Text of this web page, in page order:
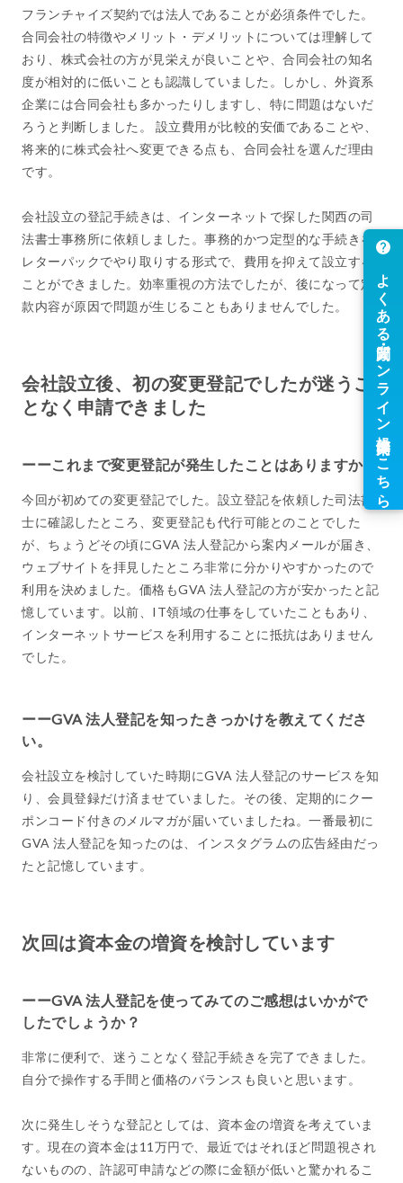
フランチャイズ契約では法人であることが必須条件でした。
合同会社の特徴やメリット・デメリットについては理解して
おり、株式会社の方が見栄えが良いことや、合同会社の知名
度が相対的に低いことも認識していました。しかし、外資系
企業には合同会社も多かったりしますし、特に問題はないだ
ろうと判断しました。 設立費用が比較的安価であることや、
将来的に株式会社へ変更できる点も、合同会社を選んだ理由
です。
会社設立の登記手続きは、インターネットで探した関西の司
法書士事務所に依頼しました。事務的かつ定型的な手続きを
レターパックでやり取りする形式で、費用を抑えて設立する
ことができました。効率重視の方法でしたが、後になって定
款内容が原因で問題が生じることもありませんでした。
会社設立後、初の変更登記でしたが迷うこ
となく申請できました
ーーこれまで変更登記が発生したことはありますか？
今回が初めての変更登記でした。設立登記を依頼した司法書
士に確認したところ、変更登記も代行可能とのことでした
が、ちょうどその頃にGVA 法人登記から案内メールが届き、
ウェブサイトを拝見したところ非常に分かりやすかったので
利用を決めました。価格もGVA 法人登記の方が安かったと記
憶しています。以前、IT領域の仕事をしていたこともあり、
インターネットサービスを利用することに抵抗はありません
でした。
ーーGVA 法人登記を知ったきっかけを教えてくださ
い。
会社設立を検討していた時期にGVA 法人登記のサービスを知
り、会員登録だけ済ませていました。その後、定期的にクー
ポンコード付きのメルマガが届いていましたね。一番最初に
GVA 法人登記を知ったのは、インスタグラムの広告経由だっ
たと記憶しています。
次回は資本金の増資を検討しています
ーーGVA 法人登記を使ってみてのご感想はいかがで
したでしょうか？
非常に便利で、迷うことなく登記手続きを完了できました。
自分で操作する手間と価格のバランスも良いと思います。
次に発生しそうな登記としては、資本金の増資を考えていま
す。現在の資本金は11万円で、最近ではそれほど問題視され
ないものの、許認可申請などの際に金額が低いと驚かれるこ